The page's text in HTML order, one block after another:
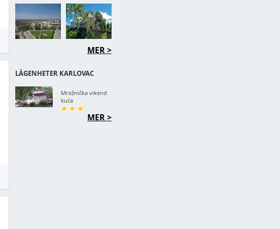
MER >
LÄGENHETER KARLOVAC
Mrežnička vikend
kuća
MER >